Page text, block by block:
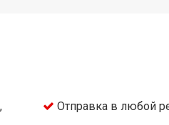
Отправка в любой